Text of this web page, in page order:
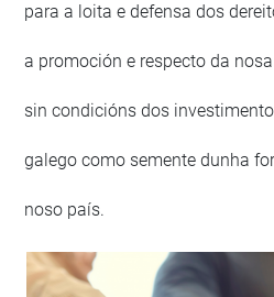
para a loita e defensa dos
a promoción e respecto da
sin condicións dos
galego como semente dunha
noso país.